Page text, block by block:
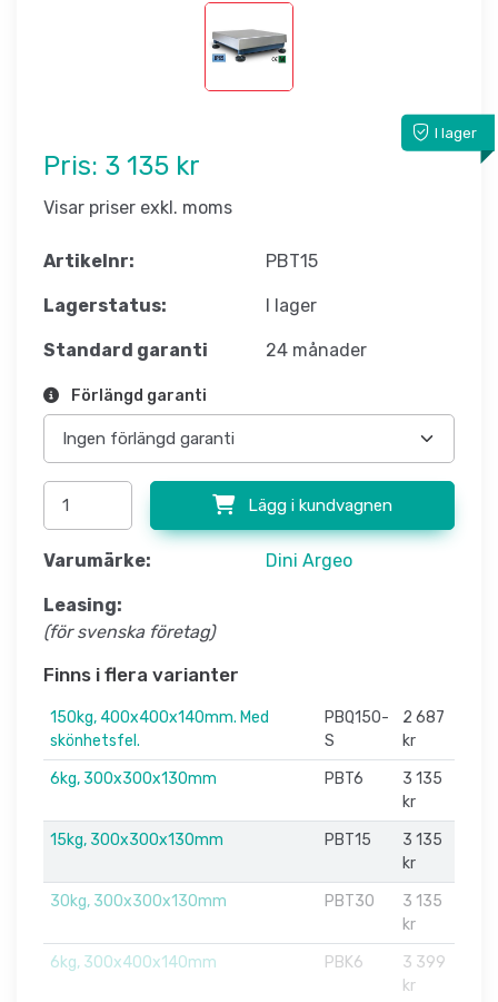
I lager
Pris: 3 135 kr
Visar priser exkl. moms
Artikelnr: PBT15
Lagerstatus: I lager
Standard garanti 24 månader
Förlängd garanti
Lägg i kundvagnen
Varumärke: Dini Argeo
Leasing:
(för svenska företag)
Finns i flera varianter
150kg, 400x400x140mm. Med
skönhetsfel.
PBQ150-
S
2 687
kr
6kg, 300x300x130mm
PBT6
3 135
kr
15kg, 300x300x130mm
PBT15
3 135
kr
30kg, 300x300x130mm
PBT30
3 135
kr
6kg, 300x400x140mm
PBK6
3 399
kr